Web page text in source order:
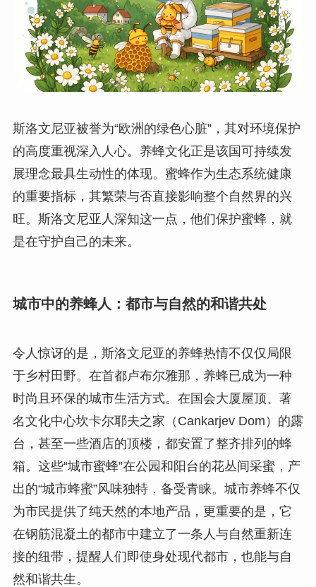
斯洛文尼亚被誉为“欧洲的绿色心脏”，其对环境保护
的高度重视深入人心。养蜂文化正是该国可持续发
展理念最具生动性的体现。蜜蜂作为生态系统健康
的重要指标，其繁荣与否直接影响整个自然界的兴
旺。斯洛文尼亚人深知这一点，他们保护蜜蜂，就
是在守护自己的未来。
城市中的养蜂人：都市与自然的和谐共处
令人惊讶的是，斯洛文尼亚的养蜂热情不仅仅局限
于乡村田野。在首都卢布尔雅那，养蜂已成为一种
时尚且环保的城市生活方式。在国会大厦屋顶、著
名文化中心坎卡尔耶夫之家（Cankarjev Dom）的露
台，甚至一些酒店的顶楼，都安置了整齐排列的蜂
箱。这些“城市蜜蜂”在公园和阳台的花丛间采蜜，产
出的“城市蜂蜜”风味独特，备受青睐。城市养蜂不仅
为市民提供了纯天然的本地产品，更重要的是，它
在钢筋混凝土的都市中建立了一条人与自然重新连
接的纽带，提醒人们即使身处现代都市，也能与自
然和谐共生。